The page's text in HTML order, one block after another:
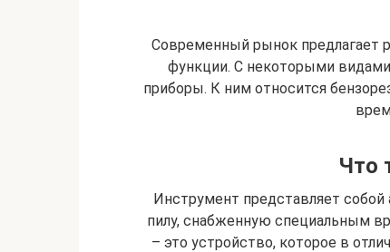
Современный рынок предлагает
функции. С некоторыми
приборы. К ним относится
Что
Инструмент представляет
пилу, снабженную специальным
– это устройство, которое в